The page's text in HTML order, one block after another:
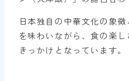
日本独自の中華文化の象
を味わいながら、食の楽
きっかけとなっています。